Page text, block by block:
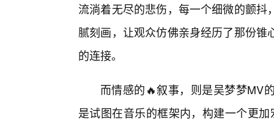
流淌着无尽的悲伤，每一个细微的颤
腻刻画，让观众仿佛亲身经历了那份
的连接。
而情感的🔥叙事，则是吴梦梦MV
是试图在音乐的框架内，构建一个更